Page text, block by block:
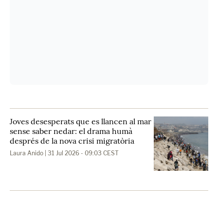
Joves desesperats que es llancen al mar
sense saber nedar: el drama humà
després de la nova crisi migratòria
Laura Anido | 31 Jul 2026 - 09:03 CEST